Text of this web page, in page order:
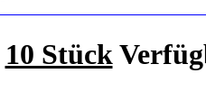
10 Stück